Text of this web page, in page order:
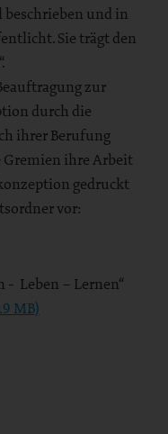
und in
Sie trägt den
zur
durch die
ihrer Berufung
Gremien ihre Arbeit
gedruckt
vor:
- Leben – Lernen“
MB)